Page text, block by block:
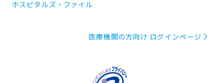
ホスピタルズ・ファイル
医療機関の方向け ログインページ